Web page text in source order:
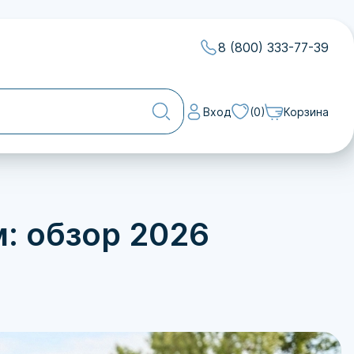
8 (800) 333-77-39
Вход (0) Корзина
обзор 2026